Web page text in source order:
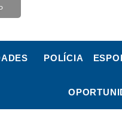
POLÍCIA